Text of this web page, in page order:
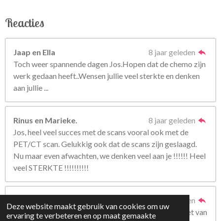
Deze website maakt gebruik van cookies om uw
ervaring te verbeteren en op maat gemaakte
Reacties
Jaap en Ella
8 jaar geleden
Toch weer spannende dagen Jos.Hopen dat de chemo zijn
werk gedaan heeft..Wensen jullie veel sterkte en denken
aan jullie ...
Rinus en Marieke.
8 jaar geleden
Jos, heel veel succes met de scans vooral ook met de
PET/CT scan. Gelukkig ook dat de scans zijn geslaagd.
Nu maar even afwachten, we denken veel aan je !!!!!! Heel
veel STERKTE !!!!!!!!!!
8 jaar geleden
Weer spannend Jos. Sterkte voor jullie. Een lieve groet van